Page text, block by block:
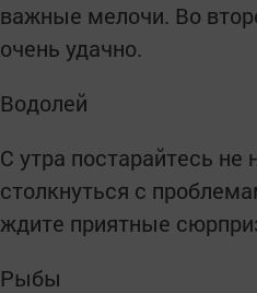
важные мелочи. Во
очень удачно.
Водолей
С утра постарайтесь не
столкнуться с
ждите приятные
Рыбы